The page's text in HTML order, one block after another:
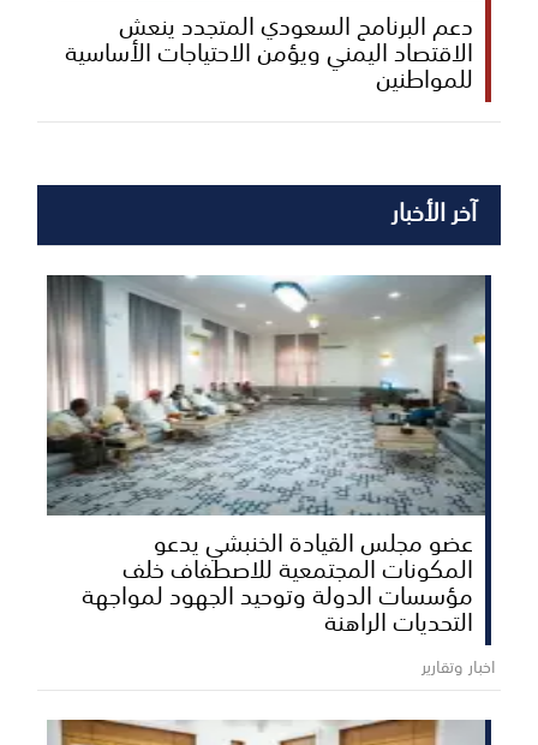
دعم البرنامج السعودي المتجدد ينعش
الاقتصاد اليمني ويؤمن الاحتياجات الأساسية
للمواطنين
آخر الأخبار
عضو مجلس القيادة الخنبشي يدعو
المكونات المجتمعية للاصطفاف خلف
مؤسسات الدولة وتوحيد الجهود لمواجهة
التحديات الراهنة
اخبار وتقارير